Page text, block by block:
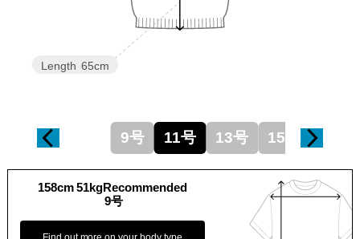
Length 65cm
9号 11号 13号 15号
158cm 51kgRecommended
9号